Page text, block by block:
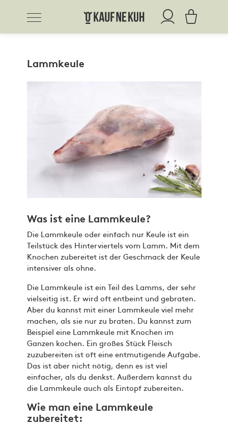
Lammkeule
Was ist eine Lammkeule?
Die Lammkeule oder einfach nur Keule ist ein
Teilstück des Hinterviertels vom Lamm. Mit dem
Knochen zubereitet ist der Geschmack der Keule
intensiver als ohne.
Die Lammkeule ist ein Teil des Lamms, der sehr
vielseitig ist. Er wird oft entbeint und gebraten.
Aber du kannst mit einer Lammkeule viel mehr
machen, als sie nur zu braten. Du kannst zum
Beispiel eine Lammkeule mit Knochen im
Ganzen kochen. Ein großes Stück Fleisch
zuzubereiten ist oft eine entmutigende Aufgabe.
Das ist aber nicht nötig, denn es ist viel
einfacher, als du denkst. Außerdem kannst du
die Lammkeule auch als Eintopf zubereiten.
Wie man eine Lammkeule
zubereitet: